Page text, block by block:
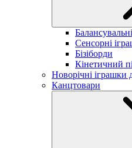
Сенсорні
Бізіборди
Кінетичний
Новорічні іграшки
Канцтовари